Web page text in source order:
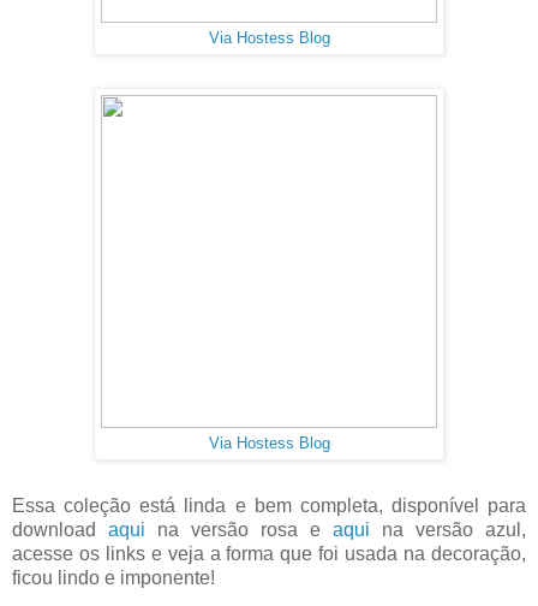
Via Hostess Blog
Via Hostess Blog
Essa coleção está linda e bem completa, disponível para
download aqui na versão rosa e aqui na versão azul,
acesse os links e veja a forma que foi usada na decoração,
ficou lindo e imponente!